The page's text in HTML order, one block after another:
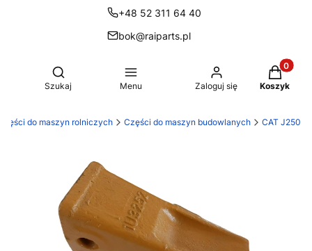
+48 52 311 64 40
bok@raiparts.pl
Otwórz wyszukiwarkę
Szukaj Menu Zaloguj się Koszyk
do maszyn rolniczych Części do maszyn budowlanych CAT J250